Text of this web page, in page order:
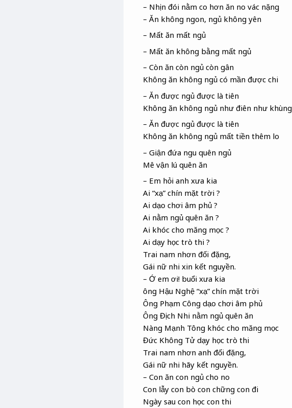
– Nhịn đói nằm co hơn ăn no vác nặng
– Ăn không ngon, ngủ không yên
– Mất ăn mất ngủ
– Mất ăn không bằng mất ngủ
– Còn ăn còn ngủ còn gân
Không ăn không ngủ có mần được chi
– Ăn được ngủ được là tiên
Không ăn không ngủ như điên như khùng
– Ăn được ngủ được là tiên
Không ăn không ngủ mất tiền thêm lo
– Giận đứa ngu quên ngủ
Mê vận lú quên ăn
– Em hỏi anh xưa kia
Ai “xạ” chín mặt trời ?
Ai dạo chơi âm phủ ?
Ai nằm ngủ quên ăn ?
Ai khóc cho măng mọc ?
Ai dạy học trò thi ?
Trai nam nhơn đối đặng,
Gái nữ nhi xin kết nguyền.
– Ớ em ơi! buổi xưa kia
ông Hậu Nghệ “xạ” chín mặt trời
Ông Phạm Công dạo chơi âm phủ
Ông Địch Nhi nằm ngủ quên ăn
Nàng Mạnh Tông khóc cho măng mọc
Đức Không Tử dạy học trò thi
Trai nam nhơn anh đối đặng,
Gái nữ nhi hãy kết nguyền.
– Con ăn con ngủ cho no
Con lẫy con bò con chững con đi
Ngày sau con học con thi